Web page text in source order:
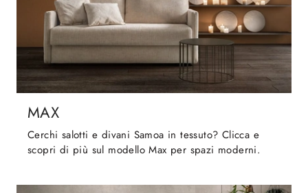
MAX
Cerchi salotti e divani Samoa in tessuto? Clicca e
scopri di più sul modello Max per spazi moderni.